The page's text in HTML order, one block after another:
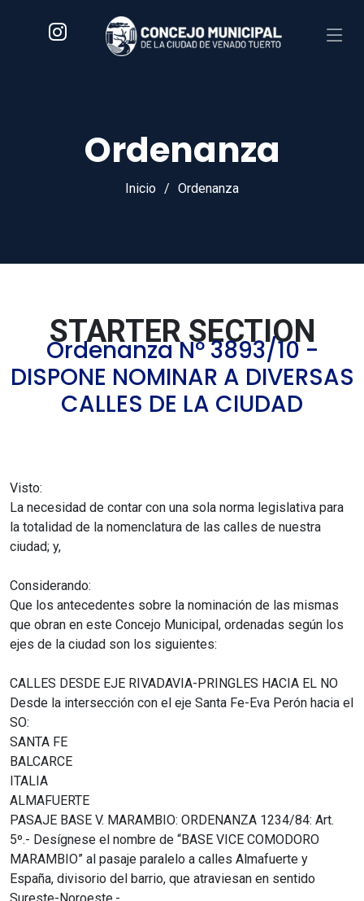
Ordenanza
Inicio Ordenanza
STARTER SECTION
Ordenanza Nº 3893/10 -
DISPONE NOMINAR A DIVERSAS
CALLES DE LA CIUDAD
Visto:
La necesidad de contar con una sola norma legislativa para
la totalidad de la nomenclatura de las calles de nuestra
ciudad; y,
Considerando:
Que los antecedentes sobre la nominación de las mismas
que obran en este Concejo Municipal, ordenadas según los
ejes de la ciudad son los siguientes:
CALLES DESDE EJE RIVADAVIA-PRINGLES HACIA EL NO
Desde la intersección con el eje Santa Fe-Eva Perón hacia el
SO:
SANTA FE
BALCARCE
ITALIA
ALMAFUERTE
PASAJE BASE V. MARAMBIO: ORDENANZA 1234/84: Art.
5º.- Desígnese el nombre de “BASE VICE COMODORO
MARAMBIO” al pasaje paralelo a calles Almafuerte y
España, divisorio del barrio, que atraviesan en sentido